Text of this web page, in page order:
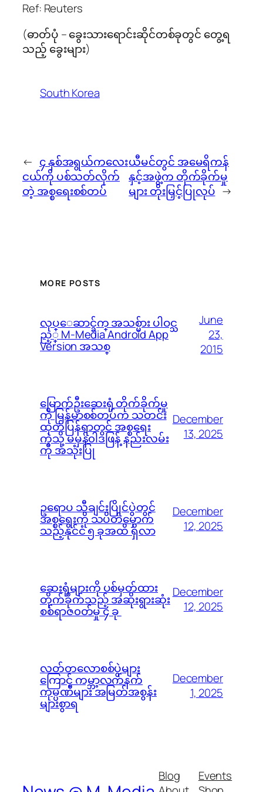
Ref: Reuters
(ဓာတ်ပုံ – ခွေးသားရောင်းဆိုင်တစ်ခုတွင် တွေ့ရ
သည့် ခွေးများ)
South Korea
← ၄ နှစ်အရွယ်ကလေး
ငယ်ကို ပစ်သတ်လိုက်
တဲ့ အစ္စရေးစစ်တပ်
ယီမင်တွင် အမေရိကန်
နှင့်အဖွဲ့က တိုက်ခိုက်မှု
များ တိုးမြှင့်ပြုလုပ် →
MORE POSTS
လုပ္ေဆာင္ခ်က္ အသစ္မ်ား ပါဝင္သ
ည့္ M-Media Android App
Version အသစ္
June
23,
2015
မြောက်ဦးဆေးရုံ တိုက်ခိုက်မှု
ကို မြန်မာစစ်တပ်က သတင်း
ထုတ်ပြန်ရာတွင် အစ္စရေး
ကဲ့သို့ မမှန်၀ါဒဖြန့် နည်းလမ်း
ကို အသုံးပြု
December
13, 2025
ဥရောပ သီချင်းပြိုင်ပွဲတွင်
အစ္စရေးကို သပိတ်မှောက်
သည့်နိုင်ငံ ၅ ခုအထိ ရှိလာ
December
12, 2025
ဆေးရုံများကို ပစ်မှတ်ထား
တိုက်ခိုက်သည့် အဆိုးရွားဆုံး
စစ်ရာဇ၀တ်မှု ၄ ခု
December
12, 2025
လတ်တလောစစ်ပွဲများ
ကြောင့် ကမ္ဘာ့လက်နက်
ကုမ္ပဏီများ အမြတ်အစွန်း
များစွာရ
December
1, 2025
Blog
Events